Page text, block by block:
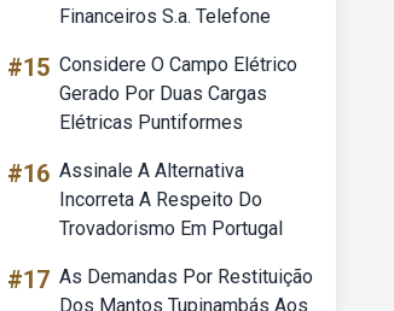
Financeiros S.a. Telefone
#15 Considere O Campo Elétrico
Gerado Por Duas Cargas
Elétricas Puntiformes
#16 Assinale A Alternativa
Incorreta A Respeito Do
Trovadorismo Em Portugal
#17 As Demandas Por Restituição
Dos Mantos Tupinambás Aos